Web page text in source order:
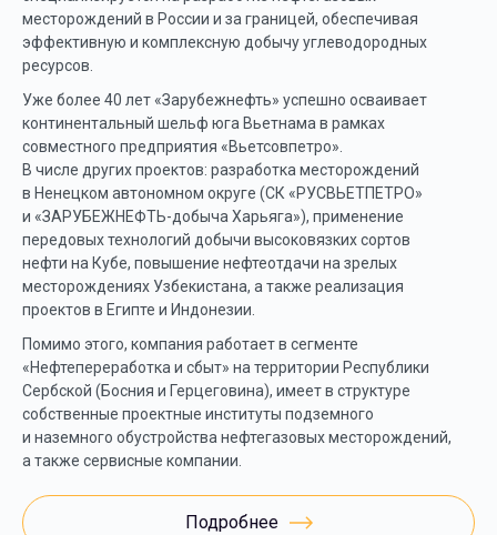
месторождений в России и за границей, обеспечивая
эффективную и комплексную добычу углеводородных
ресурсов.
Уже более 40 лет «Зарубежнефть» успешно осваивает
континентальный шельф юга Вьетнама в рамках
совместного предприятия «Вьетсовпетро».
В числе других проектов: разработка месторождений
в Ненецком автономном округе (СК «РУСВЬЕТПЕТРО»
и «ЗАРУБЕЖНЕФТЬ-добыча Харьяга»), применение
передовых технологий добычи высоковязких сортов
нефти на Кубе, повышение нефтеотдачи на зрелых
месторождениях Узбекистана, а также реализация
проектов в Египте и Индонезии.
Помимо этого, компания работает в сегменте
«Нефтепереработка и сбыт» на территории Республики
Сербской (Босния и Герцеговина), имеет в структуре
собственные проектные институты подземного
и наземного обустройства нефтегазовых месторождений,
а также сервисные компании.
Подробнее